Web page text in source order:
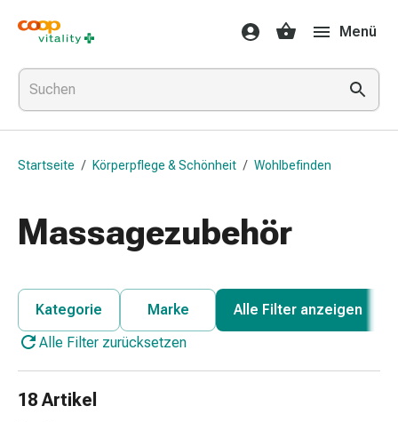
Medikamente
&
Gesundheit
Grippe
&
Erkältung
Grippe-
Medikamente
Bronchitis
Inhalationsgeräte
Menü
Startseite / Körperpflege & Schönheit / Wohlbefinden
Massagezubehör
Kategorie Marke
Alle Filter anzeigen
Alle Filter zurücksetzen
18 Artikel